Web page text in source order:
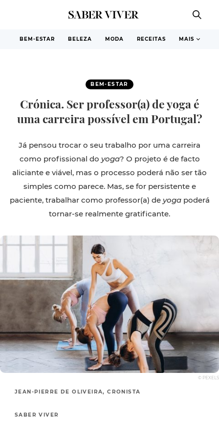
BEM-ESTAR BELEZA MODA RECEITAS MAIS
BEM-ESTAR
Crónica. Ser professor(a) de yoga é
uma carreira possível em Portugal?
Já pensou trocar o seu trabalho por uma carreira
como profissional do yoga? O projeto é de facto
aliciante e viável, mas o processo poderá não ser tão
simples como parece. Mas, se for persistente e
paciente, trabalhar como professor(a) de yogapoderá
tornar-se realmente gratificante.
© PEXELS
JEAN-PIERRE DE OLIVEIRA, CRONISTA
SABER VIVER